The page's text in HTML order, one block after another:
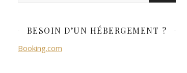
BESOIN D’UN HÉBERGEMENT ?
Booking.com